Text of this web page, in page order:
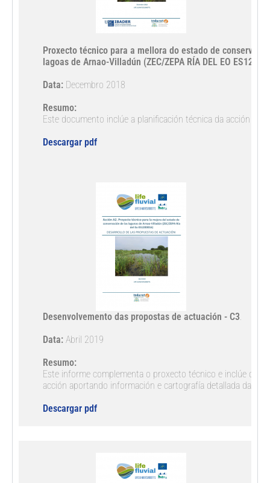
Proxecto técnico para a mellora do estado de
lagoas de Arnao-Villadún (ZEC/ZEPA RÍA DEL EO
Data: Decembro 2018
Resumo:
Este documento inclúe a planificación técnica da acción de
Descargar pdf
Desenvolvemento das propostas de actuación - C3.
Data: Abril 2019
Resumo:
Este informe complementa o proxecto técnico e inclúe os
acción aportando información e cartografía detallada das
Descargar pdf